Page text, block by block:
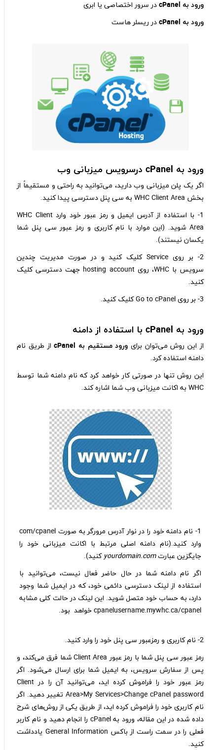
ورود به cPanel
در سرور اختصاصی یا ابری
ورود به cPanel
در ریسلر هاست
ورود به cPanel درسرویس میزبانی وب
اگر یک پلن میزبانی وب دارید، می‌توانید به راحتی و مستقیماً از
بخش WHC Client Area به سی پنل دسترسی پیدا کنید.
1- با استفاده از آدرس ایمیل و رمز عبور خود وارد WHC Client
Area شوید. (این موارد با نام کاربری و رمز عبور سی پنل شما
یکسان نیستند).
2- بر روی Service کلیک کنید و در صورت مدیریت چندین
سرویس با WHC، روی hosting account جهت دسترسی کلیک
کنید.
3- بر روی Go to cPanel کلیک کنید.
ورود به cPanel با استفاده از دامنه
از این روش می‌توان برای ورود مستقیم به cPanel
از طریق نام
دامنه استفاده کرد.
این روش تنها در صورتی کار خواهد کرد که نام دامنه شما توسط
WHC به اکانت میزبانی وب شما اشاره کند.
1- نام دامنه خود را در نوار آدرس مرورگر به صورت com/cpanel
وارد کنید.(نام دامنه اصلی مرتبط با اکانت میزبانی خود را
جایگزین عبارتyourdomain.comکنید).
اگر نام دامنه شما در حال حاضر فعال نیست، می‌توانید با
استفاده از لینک دسترسی دائمی خود، که در ایمیل شما وجود
دارد، به حساب خود متصل شوید. این لینک در حالت کلی مشابه
cpanelusername.mywhc.ca/cpanel خواهد بود.
2- نام کاربری و رمزعبور سی پنل خود را وارد کنید.
رمز عبور سی پنل شما با رمز عبور Client Area شما فرق می‌کند، و
پس از سفارش سرویس، به ایمیل شما برای ارسال می‌شود. اگر
رمز عبور خود را فراموش کرده اید، می‌توانید آن را در Client
Area>My Services>Change cPanel password تغییر دهید. اگر
نام کاربری خود را فراموش کرده اید، از طریق یکی از روش‌های شرح
داده شده در این مقاله، ورود به cPanel را انجام دهید و نام کاربر
فعلی را در سمت راست از باکس General Information یادداشت
کنید.